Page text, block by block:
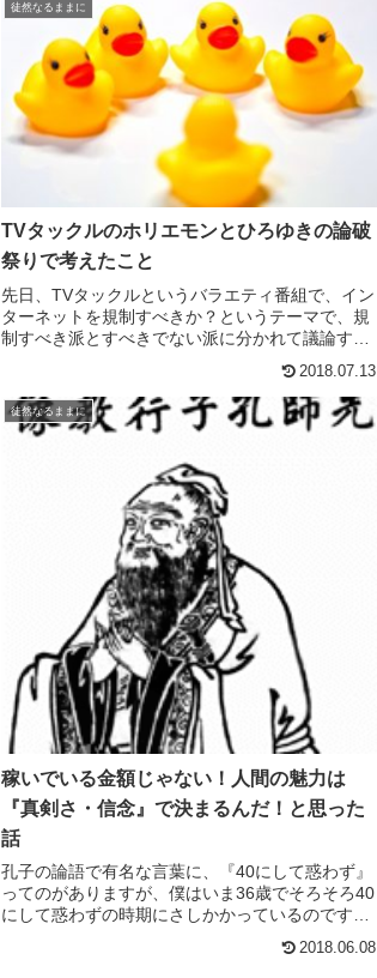
徒然なるままに
TVタックルのホリエモンとひろゆきの論破
祭りで考えたこと
先日、TVタックルというバラエティ番組で、イン
ターネットを規制すべきか？というテーマで、規
制すべき派とすべきでない派に分かれて議論する
リエモンこと堀江貴文さんと、２ちゃんねる創始
者のひろゆきこと...
2018.07.13
徒然なるままに
稼いでいる金額じゃない！人間の魅力は
『真剣さ・信念』で決まるんだ！と思った
話
孔子の論語で有名な言葉に、『40にして惑わず』
ってのがありますが、僕はいま36歳でそろそろ40
にして惑わずの時期にさしかかっているのです
して天命を知れるかどうかが分かりません。とい
2018.06.08